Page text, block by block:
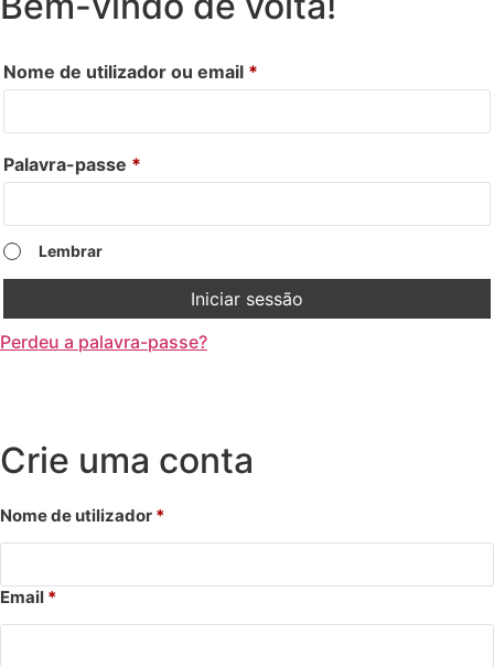
Nome de utilizador ou email *
Palavra-passe *
Lembrar
Iniciar sessão
Perdeu a palavra-passe?
Crie uma conta
Nome de utilizador *
Email *